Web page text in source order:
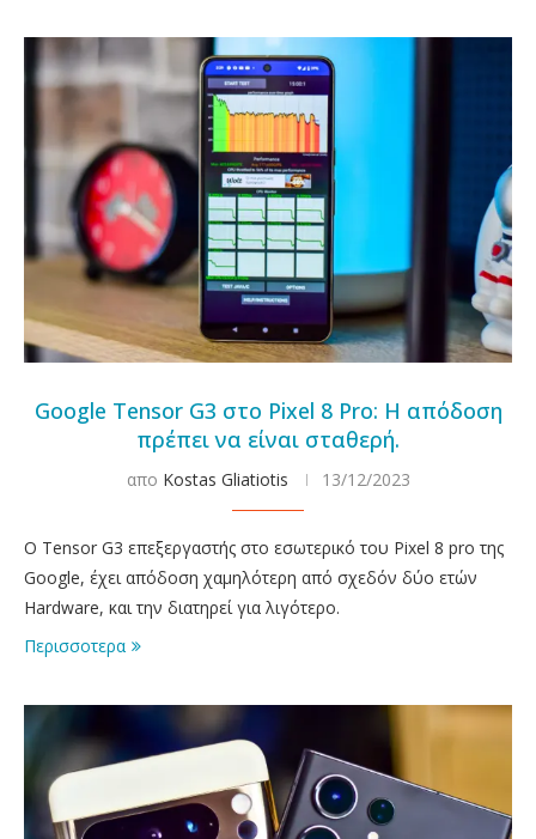
Google Tensor G3 στο Pixel 8 Pro: Η απόδοση
πρέπει να είναι σταθερή.
απο Kostas Gliatiotis 13/12/2023
Ο Tensor G3 επεξεργαστής στο εσωτερικό του Pixel 8 pro της
Google, έχει απόδοση χαμηλότερη από σχεδόν δύο ετών
Hardware, και την διατηρεί για λιγότερο.
Περισσοτερα